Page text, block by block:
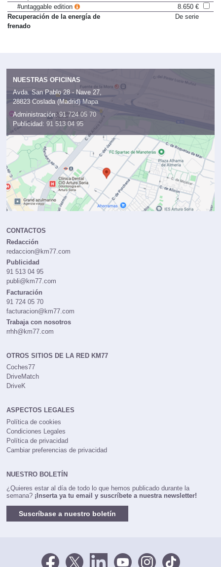
Paquete exterior S line
1.718 €
#untaggable edition
8.650 €
Recuperación de la energía de
NUESTRAS OFICINAS
Avda. San Pablo 28 - Nave 27,
28823 Coslada (Madrid)
Mapa
Administración:91 724 05 70
Publicidad:
CONTACTOS
Redacción
redaccion@km77.com
Publicidad
91 513 04 95
publi@km77.com
Facturación
91 724 05 70
facturacion@km77.com
Trabaja con nosotros
OTROS SITIOS DE LA RED KM77
Coches77
DriveMatch
ASPECTOS LEGALES
Política de cookies
Condiciones Legales
Política de privacidad
¿Quieres estar al día de todo lo que hemos publicado durante la
Suscríbase a nuestro boletín